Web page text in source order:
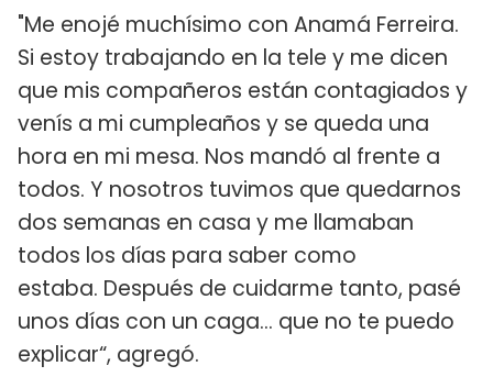
"Me enojé muchísimo con Anamá Ferreira.
Si estoy trabajando en la tele y me dicen
que mis compañeros están contagiados y
venís a mi cumpleaños y se queda una
hora en mi mesa. Nos mandó al frente a
todos. Y nosotros tuvimos que quedarnos
dos semanas en casa y me llamaban
todos los días para saber como
estaba. Después de cuidarme tanto, pasé
unos días con un caga... que no te puedo
explicar“, agregó.